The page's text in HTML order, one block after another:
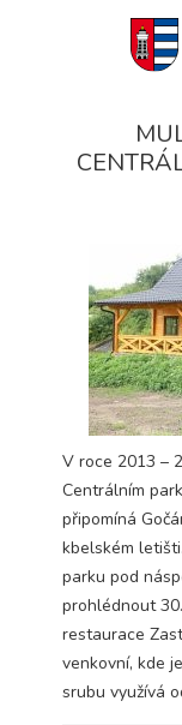
V roce 2013 –
Centrálním
připomíná
kbelském
parku pod
prohlédnout
restaurace
venkovní, kde
srubu využívá